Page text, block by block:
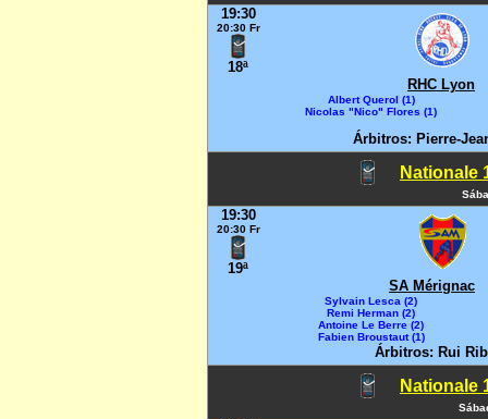
19:30
20:30 Fr
18ª
RHC Lyon
Albert Querol (1)
Nicolas "Nico" Flores (1)
Árbitros: Pierre-
Nationale
19:30
20:30 Fr
19ª
SA Mérignac
Sylvain Lesca (2)
Remi Herman (2)
Antoine Le Berre (2)
Fabien Broustaut (1)
Árbitros: Rui
Nationale